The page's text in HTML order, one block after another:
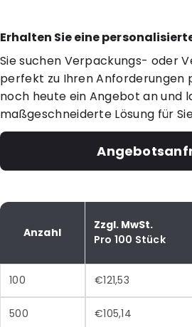
Erhalten Sie eine
Sie suchen Verpackungs- oder
perfekt zu Ihren Anforderungen
noch heute ein Angebot an und
maßgeschneiderte Lösung für
Anzahl
Zzgl. MwSt.
Pro 100 Stück
100 €121,53
500 €105,14